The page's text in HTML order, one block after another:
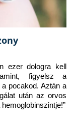
ezer dologra kell
figyelsz a
pocakod. Aztán a
után az orvos